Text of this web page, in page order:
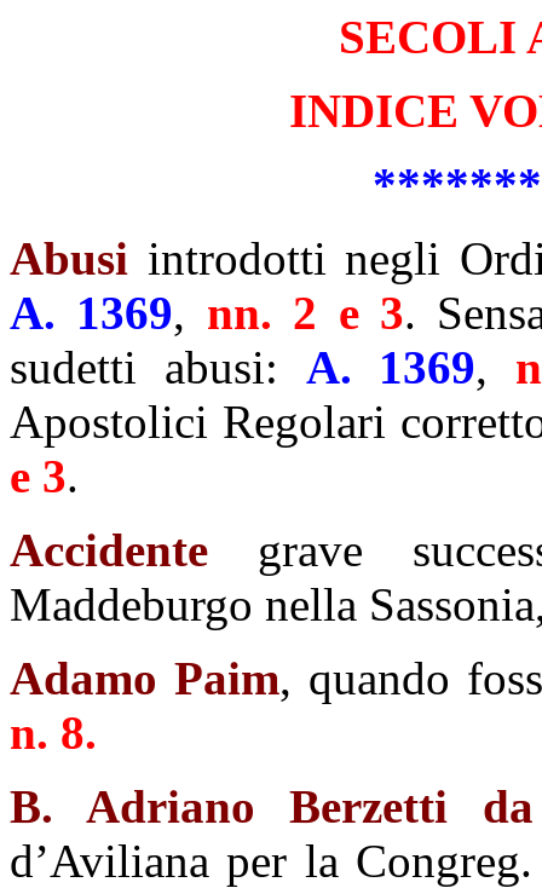
SECOLI
INDICE
Abusi introdotti negli
A. 1369, nn. 2 e 3.
sudetti abusi: A. 1369,
Apostolici Regolari
e 3.
Accidente grave
Maddeburgo nella
Adamo Paim, quando
n. 8.
B. Adriano Berzetti
d’Aviliana per la